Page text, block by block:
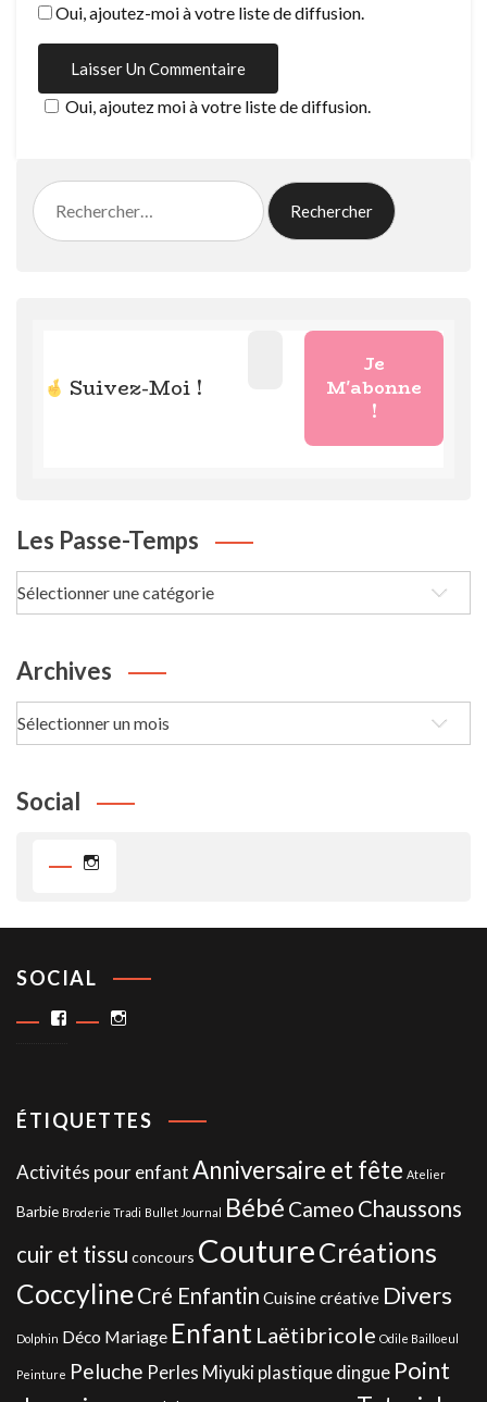
Oui, ajoutez-moi à votre liste de diffusion.
Oui, ajoutez moi à votre liste de diffusion.
Rechercher :
Suivez-Moi !
Les Passe-Temps
Les
passe-
Archives
Archives
Social
SOCIAL
Facebook
ÉTIQUETTES
Activités pour enfantAnniversaire et fête Atelier
Barbie Broderie Tradi Bullet Journal Bébé Cameo Chaussons
cuir et tissu concours CoutureCréations
CoccylineCré Enfantin Cuisine créative Divers
Dolphin Déco Mariage Enfant Laëtibricole Odile Bailloeul
Peinture Peluche Perles Miyuki plastique dingue Point